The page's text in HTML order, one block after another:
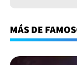
MÁS DE